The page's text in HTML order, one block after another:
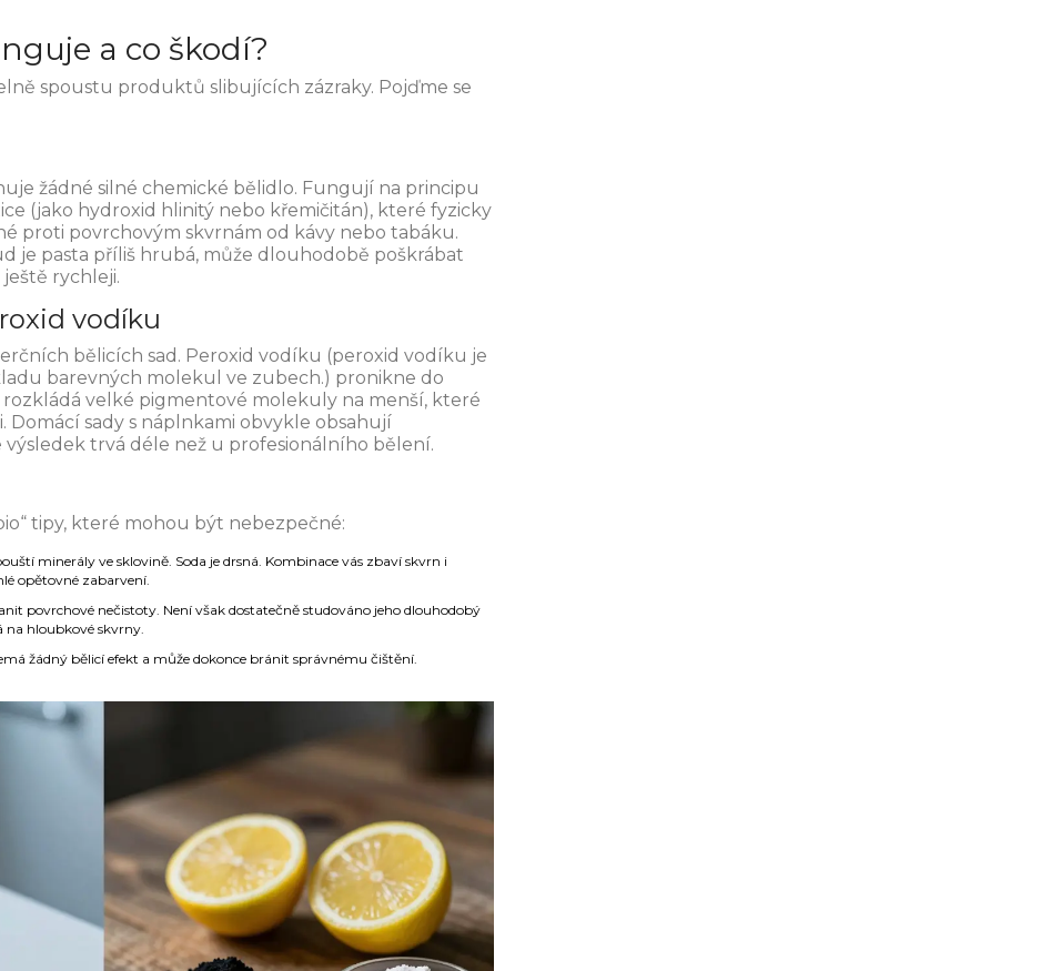
a co škodí?
spoustu produktů slibujících zázraky. Pojďme se
žádné silné chemické bělidlo. Fungují na principu
(jako hydroxid hlinitý nebo křemičitán), které fyzicky
proti povrchovým skvrnám od kávy nebo tabáku.
je pasta příliš hrubá, může dlouhodobě poškrábat
rychleji.
vodíku
bělicích sad. Peroxid vodíku (peroxid vodíku je
barevných molekul ve zubech.) pronikne do
velké pigmentové molekuly na menší, které
Domácí sady s náplnkami obvykle obsahují
výsledek trvá déle než u profesionálního bělení.
tipy, které mohou být nebezpečné:
minerály ve sklovině. Soda je drsná. Kombinace vás zbaví skvrn i
opětovné zabarvení.
povrchové nečistoty. Není však dostatečně studováno jeho dlouhodobý
na hloubkové skvrny.
žádný bělicí efekt a může dokonce bránit správnému čištění.